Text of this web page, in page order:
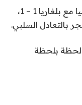
وفي المجموعة السابعة، تعادلت ليتوانيا مع بلغاريا 1 – 1،
بالتعادل السلبي.
لحظة بلحظة